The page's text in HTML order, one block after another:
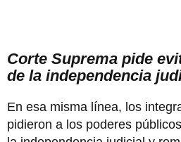
Corte Suprema pide
de la independencia
En esa misma línea, los
pidieron a los poderes